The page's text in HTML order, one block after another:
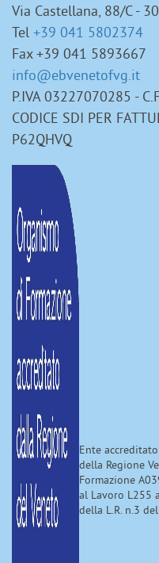
Via Castellana, 88/C -
Tel +39 041 5802374
Fax +39 041 5893667
info@ebvenetofvg.it
P.IVA 03227070285 -
CODICE SDI PER
P62QHVQ
Ente
della Regione
Formazione
al Lavoro L255
della L.R. n.3